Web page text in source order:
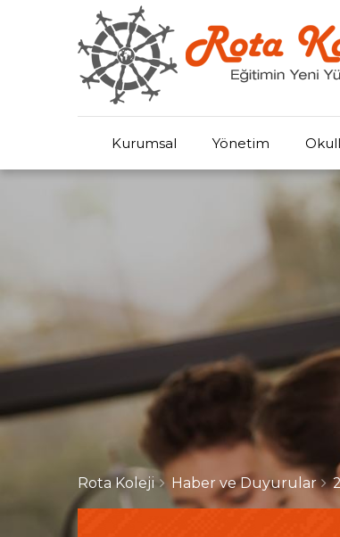
Kurumsal Yönetim
Rota Koleji Haber ve Duyurular